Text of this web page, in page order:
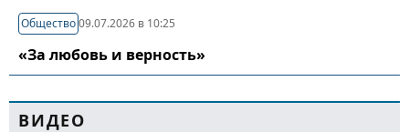
Общество09.07.2026 в 10:25
«За любовь и верность»
ВИДЕО